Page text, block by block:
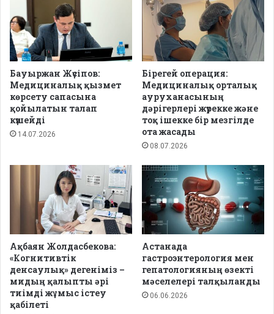
Бауыржан Жүсіпов:
Медициналық қызмет
көрсету сапасына
қойылатын талап
күшейді
14.07.2026
Бірегей операция:
Медициналық орталық
ауруханасының
дәрігерлері жүрекке және
тоқ ішекке бір мезгілде
ота жасады
08.07.2026
Ақбаян Жолдасбекова:
«Когнитивтік
денсаулық» дегеніміз –
мидың қалыпты әрі
тиімді жұмыс істеу
қабілеті
Астанада
гастроэнтерология мен
гепатологияның өзекті
мәселелері талқыланды
06.06.2026